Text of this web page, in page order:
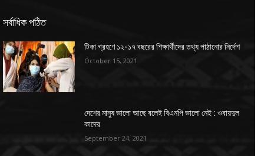
সর্বাধিক পঠিত
টিকা গ্রহণে ১২-১৭ বছরের শিক্ষার্থীদের তথ্য পাঠানোর নির্দেশ
October 15, 2021
দেশের মানুষ ভালো আছে বলেই বিএনপি ভালো নেই : ওবায়দুল
কাদের
September 24, 2021